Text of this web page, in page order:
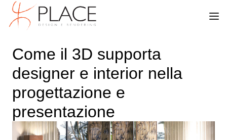
Come il 3D supporta
designer e interior nella
progettazione e
presentazione